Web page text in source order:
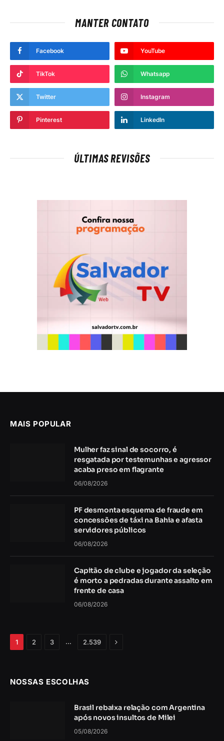
MANTER CONTATO
Facebook YouTube
TikTok Whatsapp
Twitter Instagram
Pinterest LinkedIn
ÚLTIMAS REVISÕES
MAIS POPULAR
Mulher faz sinal de socorro, é
resgatada por testemunhas e agressor
acaba preso em flagrante
06/08/2026
PF desmonta esquema de fraude em
concessões de táxi na Bahia e afasta
servidores públicos
06/08/2026
Capitão de clube e jogador da seleção
é morto a pedradas durante assalto em
frente de casa
06/08/2026
1 2 3 … 2.539 Próximo
NOSSAS ESCOLHAS
Brasil rebaixa relação com Argentina
após novos insultos de Milei
05/08/2026